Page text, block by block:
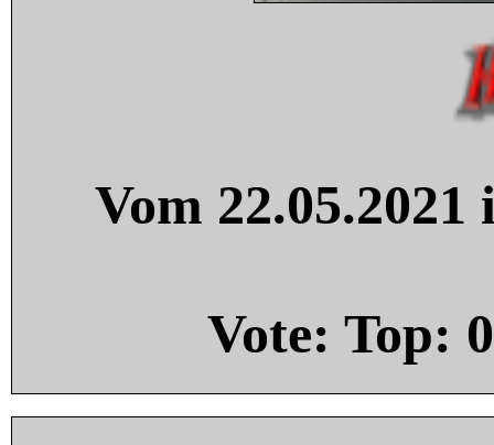
Vom
Vote: Top: 0